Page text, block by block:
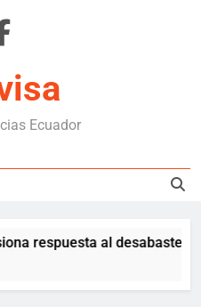
Ecuador
respuesta al